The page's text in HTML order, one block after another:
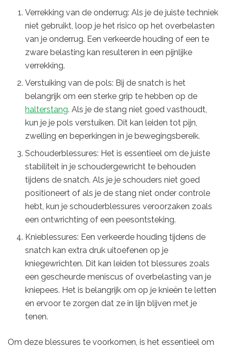
Verrekking van de onderrug: Als je de juiste techniek
niet gebruikt, loop je het risico op het overbelasten
van je onderrug. Een verkeerde houding of een te
zware belasting kan resulteren in een pijnlijke
verrekking.
Verstuiking van de pols: Bij de snatch is het
belangrijk om een sterke grip te hebben op de
halterstang. Als je de stang niet goed vasthoudt,
kun je je pols verstuiken. Dit kan leiden tot pijn,
zwelling en beperkingen in je bewegingsbereik.
Schouderblessures: Het is essentieel om de juiste
stabiliteit in je schoudergewricht te behouden
tijdens de snatch. Als je je schouders niet goed
positioneert of als je de stang niet onder controle
hebt, kun je schouderblessures veroorzaken zoals
een ontwrichting of een peesontsteking.
Knieblessures: Een verkeerde houding tijdens de
snatch kan extra druk uitoefenen op je
kniegewrichten. Dit kan leiden tot blessures zoals
een gescheurde meniscus of overbelasting van je
kniepees. Het is belangrijk om op je knieën te letten
en ervoor te zorgen dat ze in lijn blijven met je
tenen.
Om deze blessures te voorkomen, is het essentieel om